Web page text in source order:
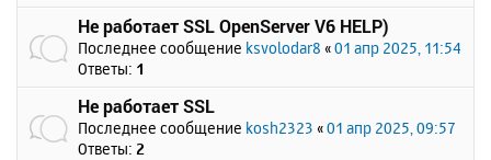
Не работает SSL OpenServer V6 HELP)
Последнее сообщение ksvolodar8 «01 апр 2025, 11:54
Ответы: 1
Не работает SSL
Последнее сообщение kosh2323 «01 апр 2025, 09:57
Ответы: 2